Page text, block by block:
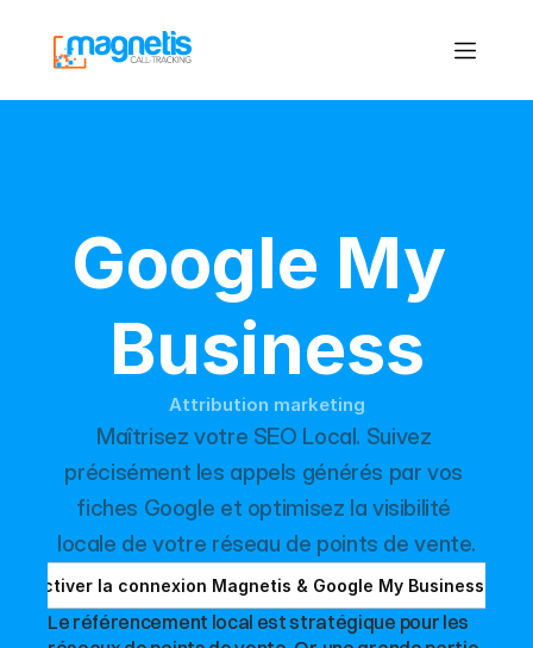
Google My
Business
Attribution marketing
Maîtrisez votre SEO Local. Suivez
précisément les appels générés par vos
fiches Google et optimisez la visibilité
locale de votre réseau de points de vente.
Activer la connexion Magnetis & Google My Business
Le référencement local est stratégique pour les